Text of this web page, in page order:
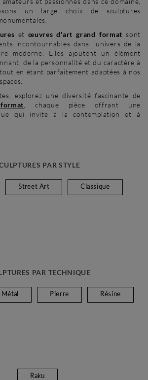
un large choix de sculptures
etœuvres d'art grand format sont
incontournables dans l'univers de la
moderne. Elles ajoutent un élément
de la personnalité et du caractère à
en étant parfaitement adaptées à nos
explorez une diversité fascinante de
, chaque pièce offrant une
qui invite à la contemplation et à
PAR STYLE
Street Art Classique
PAR TECHNIQUE
Métal Pierre Résine
Raku